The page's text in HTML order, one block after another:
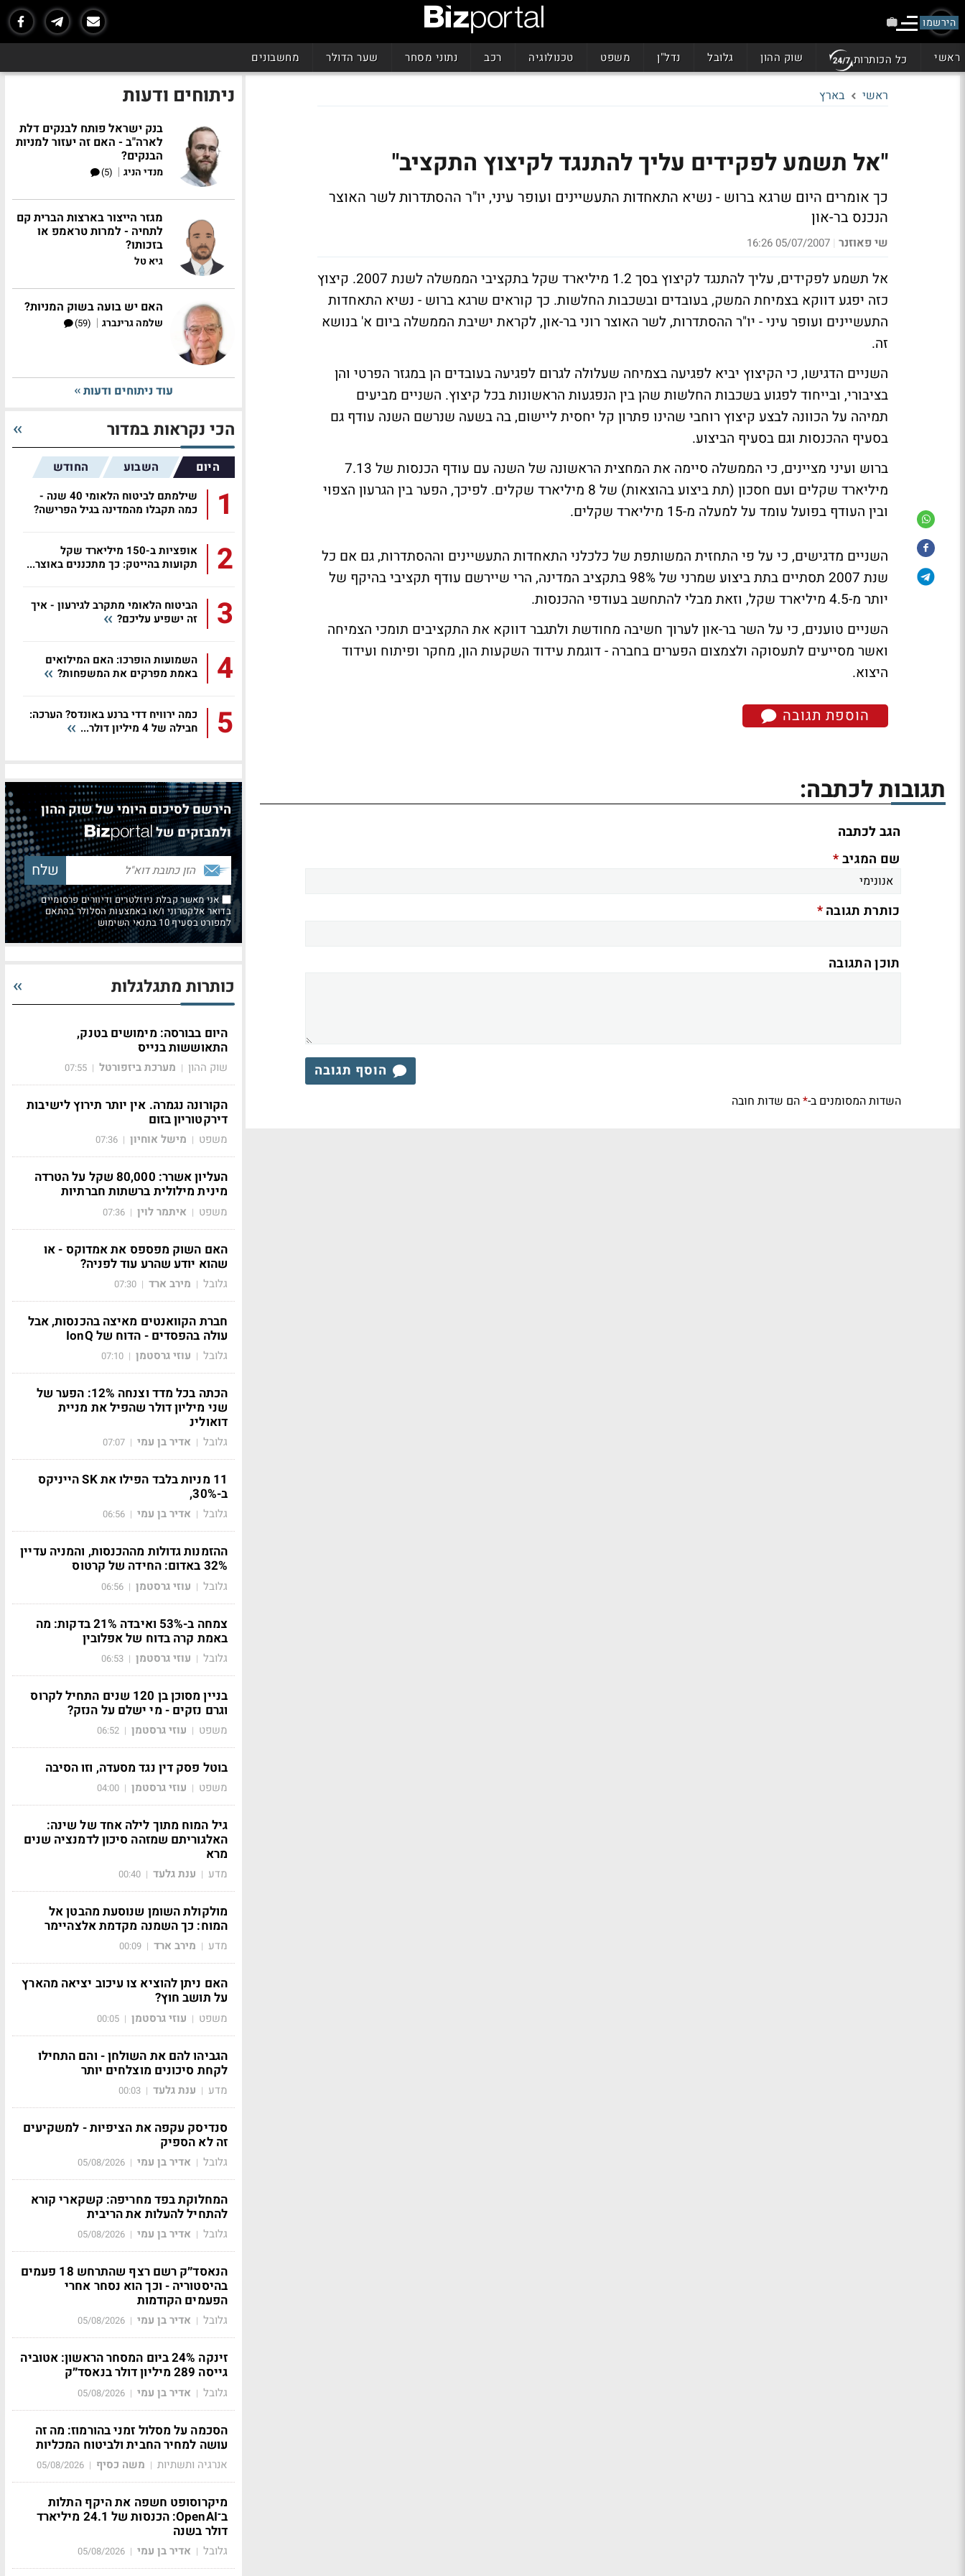
הירשמו
ראשי כל הכותרות שוק ההון גלובל נדל"ן משפט טכנולוגיה רכב נתוני מסחר שער הדולר מחשבונים
ראשי בארץ
"אל תשמע לפקידים עליך להתנגד לקיצוץ התקציב"
כך אומרים היום שרגא ברוש - נשיא התאחדות התעשיינים ועופר עיני, יו"ר ההסתדרות לשר האוצר
הנכנס בר-און
שי פאוזנר |
05/07/2007 16:26
אל תשמע לפקידים, עליך להתנגד לקיצוץ בסך 1.2 מיליארד שקל בתקציבי הממשלה לשנת 2007. קיצוץ
כזה יפגע דווקא בצמיחת המשק, בעובדים ובשכבות החלשות. כך קוראים שרגא ברוש - נשיא התאחדות
התעשיינים ועופר עיני - יו"ר ההסתדרות, לשר האוצר רוני בר-און, לקראת ישיבת הממשלה ביום א' בנושא
זה.
השניים הדגישו, כי הקיצוץ יביא לפגיעה בצמיחה שעלולה לגרום לפגיעה בעובדים הן במגזר הפרטי והן
בציבורי, ובייחוד לפגוע בשכבות החלשות שהן בין הנפגעות הראשונות בכל קיצוץ. השניים מביעים
תמיהה על הכוונה לבצע קיצוץ רוחבי שהינו פתרון קל יחסית ליישום, בה בשעה שנרשם השנה עודף גם
בסעיף ההכנסות וגם בסעיף הביצוע.
ברוש ועיני מציינים, כי הממשלה סיימה את המחצית הראשונה של השנה עם עודף הכנסות של 7.13
מיליארד שקלים ועם חסכון (תת ביצוע בהוצאות) של 8 מיליארד שקלים. לפיכך, הפער בין הגרעון הצפוי
ובין העודף בפועל עומד על למעלה מ-15 מיליארד שקלים.
השניים מדגישים, כי על פי התחזית המשותפת של כלכלני התאחדות התעשיינים וההסתדרות, גם אם כל
שנת 2007 תסתיים בתת ביצוע שמרני של 98% בתקציב המדינה, הרי שיירשם עודף תקציבי בהיקף של
יותר מ-4.5 מיליארד שקל, וזאת מבלי להתחשב בעודפי ההכנסות.
השניים טוענים, כי על השר בר-און לערוך חשיבה מחודשת ולתגבר דווקא את התקציבים תומכי הצמיחה
ואשר מסייעים לתעסוקה ולצמצום הפערים בחברה - דוגמת עידוד השקעות הון, מחקר ופיתוח ועידוד
היצוא.
הוספת תגובה
תגובות לכתבה:
הגב לכתבה
שם המגיב*
כותרת תגובה*
תוכן התגובה
הוסף תגובה
השדות המסומנים ב-*הם שדות חובה
ניתוחים ודעות
בנק ישראל פותח לבנקים דלת
לארה"ב - האם זה יעזור למניות
הבנקים?
מנדי הניג |
(5)
מגזר הייצור בארצות הברית קם
לתחיה - למרות טראמפ או
בזכותו?
גיא טל
האם יש בועה בשוק המניות?
שלמה גרינברג |
(59)
עוד ניתוחים ודעות
הכי נקראות במדור
היום השבוע החודש
1
שילמתם לביטוח הלאומי 40 שנה -
כמה תקבלו מהמדינה בגיל הפרישה?
2
אופציות ב-150 מיליארד שקל
תקועות בהייטק: כך מתכננים באוצר...
3
הביטוח הלאומי מתקרב לגירעון - איך
זה ישפיע עליכם?
4
השמועות הופרכו: האם המילואים
באמת מפרקים את המשפחות?
5
כמה ירוויח דדי ברנע באונדס? הערכה:
חבילה של 4 מיליון דולר...
הירשם לסיכום היומי של שוק ההון
ולמבזקים של
אני מאשר קבלת ניוזלטרים ודיוורים פרסומיים
בדואר אלקטרוני ו/או באמצעות הסלולר בהתאם
למפורט בסעיף 10 בתנאי השימוש
כותרות מתגלגלות
היום בבורסה: מימושים בטנק,
התאוששות בנייס
שוק ההון | מערכת ביזפורטל |
07:55
הקורונה נגמרה. אין יותר תירוץ לישיבות
דירקטוריון בזום
משפט | מישל אוחיון |
07:36
העליון אשרר: 80,000 שקל על הטרדה
מינית מילולית ברשתות חברתיות
משפט | איתמר לוין |
07:36
האם השוק מפספס את אמדוקס - או
שהוא יודע שהרע עוד לפניה?
גלובל | מירב ארד |
07:30
חברת הקוואנטים מאיצה בהכנסות, אבל
עולה בהפסדים - הדוח של IonQ
גלובל | עוזי גרסטמן |
07:10
הכתה בכל מדד וצנחה 12%: הפער של
שני מיליון דולר שהפיל את מניית
דואולינ
גלובל | אדיר בן עמי |
07:07
11 מניות בלבד הפילו את SK הייניקס
ב-30%,
גלובל | אדיר בן עמי |
06:56
ההזמנות גדולות מההכנסות, והמניה עדיין
32% באדום: החידה של קרטוס
גלובל | עוזי גרסטמן |
06:56
צמחה ב-53% ואיבדה 21% בדקות: מה
באמת קרה בדוח של אפלובין
גלובל | עוזי גרסטמן |
06:53
בניין מסוכן בן 120 שנים התחיל לקרוס
וגרם נזקים - מי ישלם על הנזק?
משפט | עוזי גרסטמן |
06:52
בוטל פסק דין נגד מסעדה, וזו הסיבה
משפט | עוזי גרסטמן |
04:00
גיל המוח מתוך לילה אחד של שינה:
האלגוריתם שמזהה סיכון לדמנציה שנים
מרא
מדע | ענת גלעד |
00:40
מולקולת השומן שנוסעת מהבטן אל
המוח: כך השמנה מקדמת אלצהיימר
מדע | מירב ארד |
00:09
האם ניתן להוציא צו עיכוב יציאה מהארץ
על תושב חוץ?
משפט | עוזי גרסטמן |
00:05
הגביהו להם את השולחן - והם התחילו
לקחת סיכונים מוצלחים יותר
מדע | ענת גלעד |
00:03
סנדיסק עקפה את הציפיות - למשקיעים
זה לא הספיק
גלובל | אדיר בן עמי |
05/08/2026
המחלוקת בפד מחריפה: קשקארי קורא
להתחיל להעלות את הריבית
גלובל | אדיר בן עמי |
05/08/2026
הנאסד״ק רשם רצף שהתרחש 18 פעמים
בהיסטוריה - וכך הוא נסחר אחרי
הפעמים הקודמות
גלובל | אדיר בן עמי |
05/08/2026
זינקה 24% ביום המסחר הראשון: אטוביה
גייסה 289 מיליון דולר בנאסד״ק
גלובל | אדיר בן עמי |
05/08/2026
הסכמה על מסלול זמני בהורמוז: מה זה
עושה למחיר החבית ולביטוח המכליות
אנרגיה ותשתיות | משה כסיף |
05/08/2026
מיקרוסופט חשפה את היקף התלות
ב־OpenAI: הכנסות של 24.1 מיליארד
דולר בשנה
גלובל | אדיר בן עמי |
05/08/2026